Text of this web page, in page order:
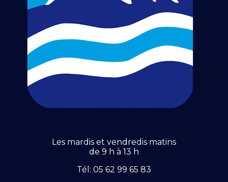
Les mardis et vendredis matins
de 9 h à 13 h
Tél: 05 62 99 65 83